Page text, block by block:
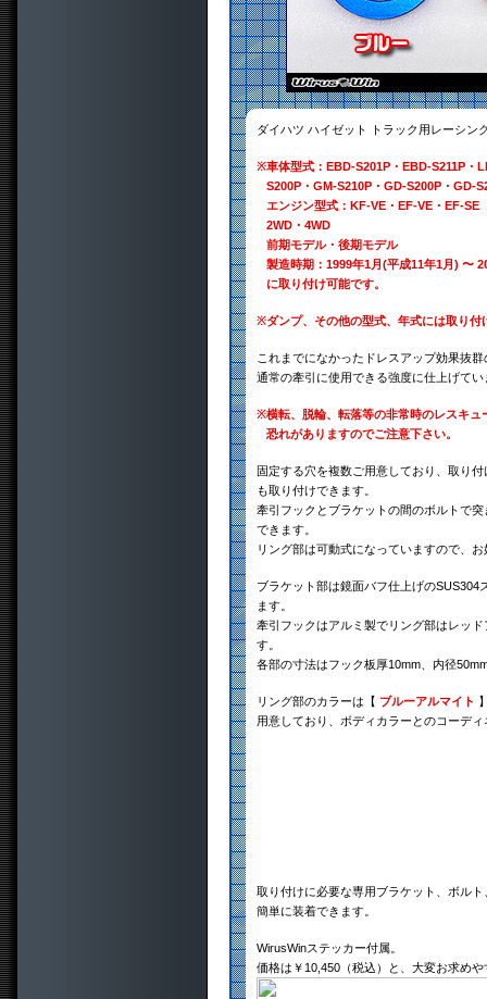
ダイハツ ハイゼット トラック用レーシン
※車体型式：EBD-S201P・EBD-S211P・
S200P・GM-S210P・GD-S200P・GD-
エンジン型式：KF-VE・EF-VE・EF-SE
2WD・4WD
前期モデル・後期モデル
製造時期：1999年1月(平成11年1月) 〜
に取り付け可能です。
※ダンプ、その他の型式、年式には取り
これまでになかったドレスアップ効果抜
通常の牽引に使用できる強度に仕上げてい
※横転、脱輪、転落等の非常時のレスキ
恐れがありますのでご注意下さい。
固定する穴を複数ご用意しており、取り
も取り付けできます。
牽引フックとブラケットの間のボルトで
できます。
リング部は可動式になっていますので、
ブラケット部は鏡面バフ仕上げの
ます。
牽引フックはアルミ製でリング部はレッ
す。
各部の寸法はフック板厚10mm、内径
リング部のカラーは【 ブルーアルマイト
用意しており、ボディカラーとのコーデ
取り付けに必要な専用ブラケット、ボル
簡単に装着できます。
WirusWinステッカー付属。
価格は￥10,450（税込）と、大変お求め